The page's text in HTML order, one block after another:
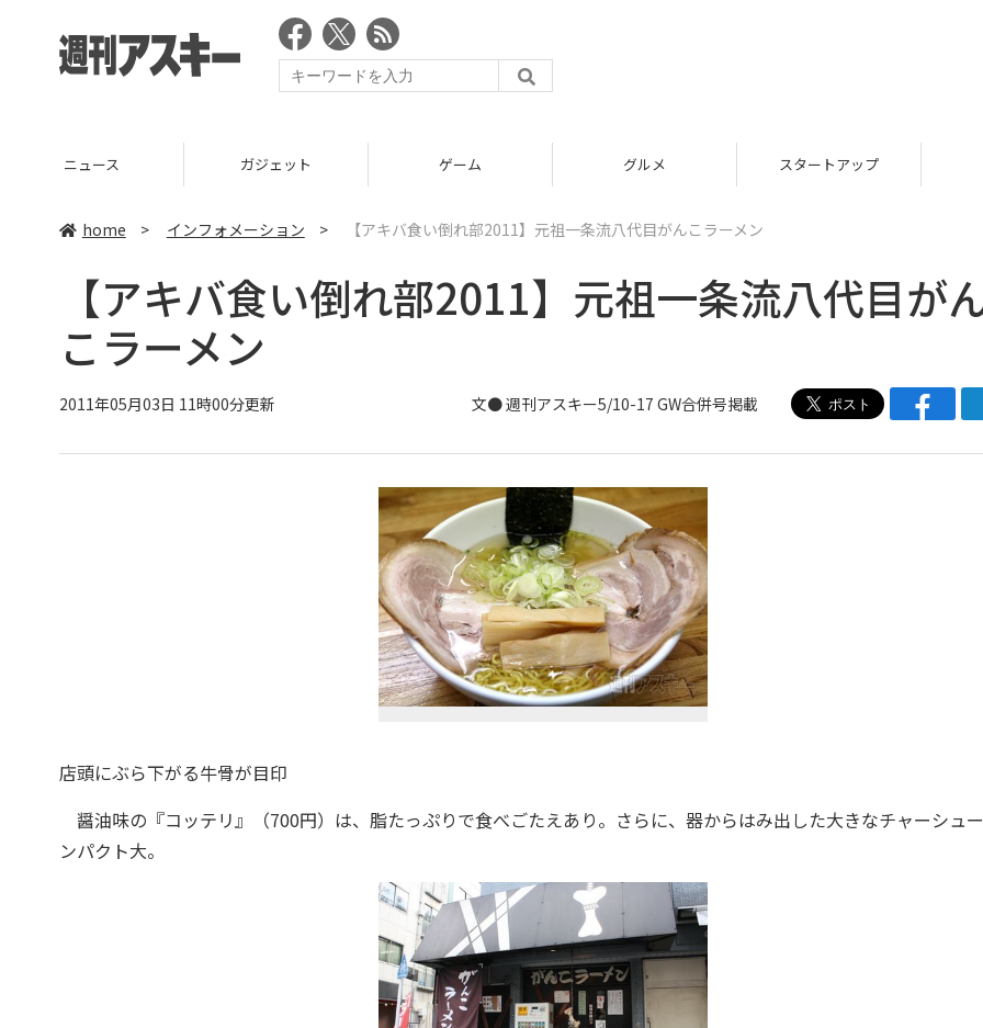
ニュース ガジェット ゲーム グルメ スタートアップ
home > インフォメーション > 【アキバ食い倒れ部2011】元祖一条流八代目がんこラーメン
【アキバ食い倒れ部2011】元祖一条流八代目が
こラーメン
2011年05月03日 11時00分更新 文● 週刊アスキー5/10-17 GW合併号掲載
店頭にぶら下がる牛骨が目印
醤油味の『コッテリ』（700円）は、脂たっぷりで食べごたえあり。さらに、器からはみ出した大きなチャーシュ
ンパクト大。